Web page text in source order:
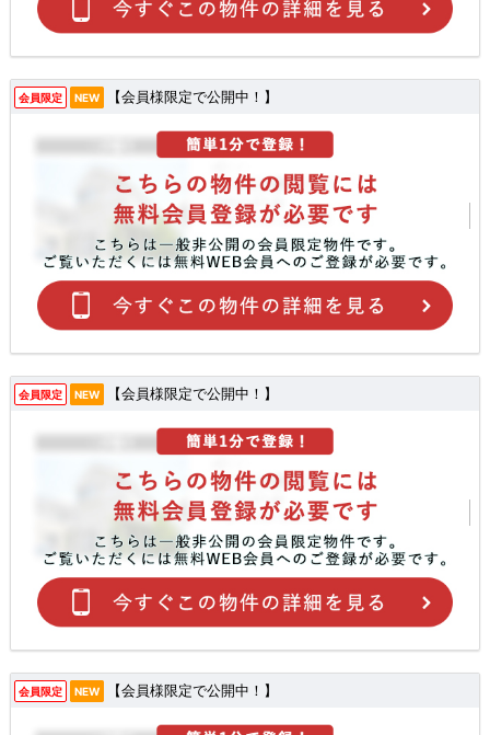
会員限定 NEW 【会員様限定で公開中！】
会員限定 NEW 【会員様限定で公開中！】
会員限定 NEW 【会員様限定で公開中！】